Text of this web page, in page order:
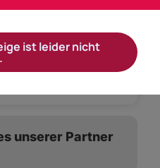
Westen
unserer Partner
ist leider nicht